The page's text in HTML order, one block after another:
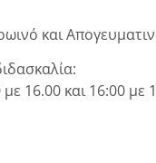
και
16.00 και 16:00 με